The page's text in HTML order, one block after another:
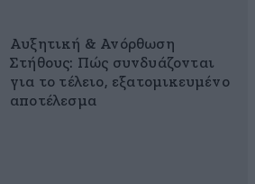
Αυξητική & Ανόρθωση
Στήθους: Πώς συνδυάζονται
για το τέλειο, εξατομικευμένο
αποτέλεσμα